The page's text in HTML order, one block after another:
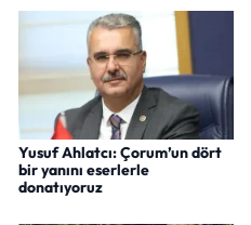
Yusuf Ahlatcı: Çorum’un dört
bir yanını eserlerle
donatıyoruz